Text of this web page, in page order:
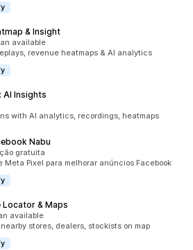
& Insight
available
revenue heatmaps & AI analytics
Insights
with AI analytics, recordings, heatmaps
Nabu
gratuita
Meta Pixel para melhorar anúncios Facebook
Locator & Maps
available
stores, dealers, stockists on map